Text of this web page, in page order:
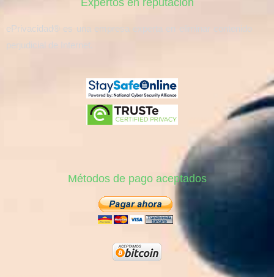
ePrivacidad® es una empresa experta en eliminar contenido
perjudicial de Internet.
Métodos de pago aceptados